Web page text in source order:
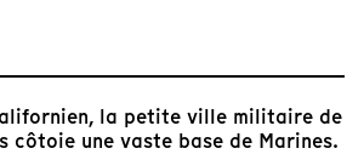
la petite ville militaire de
côtoie une vaste base de Marines.